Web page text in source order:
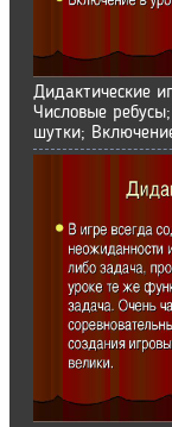
Дидактические
Числовые
шутки;